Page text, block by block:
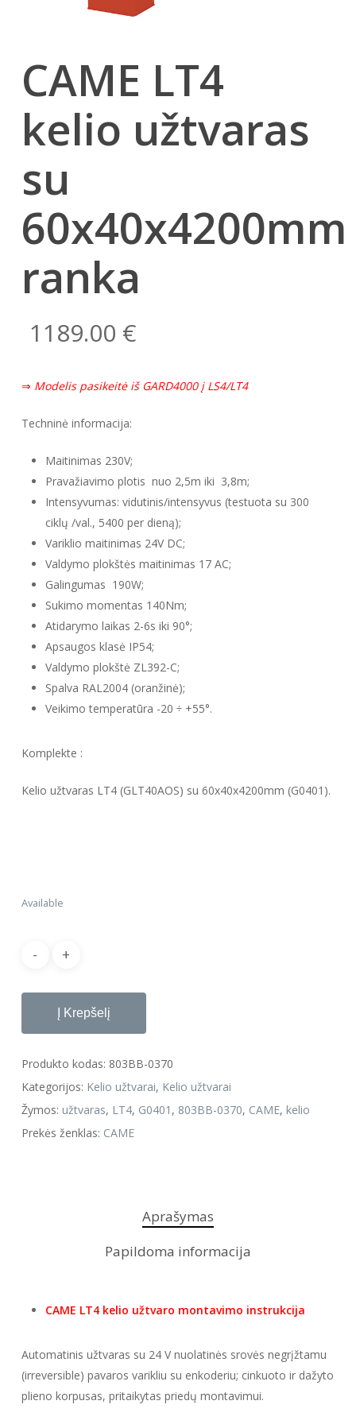
CAME LT4
kelio užtvaras
su
60x40x4200mm
ranka
1189.00 €
⇒ Modelis pasikeitė iš GARD4000 į LS4/LT4
Techninė informacija:
Maitinimas 230V;
Pravažiavimo plotis nuo 2,5m iki 3,8m;
Intensyvumas: vidutinis/intensyvus (testuota su 300
ciklų /val., 5400 per dieną);
Variklio maitinimas 24V DC;
Valdymo plokštės maitinimas 17 AC;
Galingumas 190W;
Sukimo momentas 140Nm;
Atidarymo laikas 2-6s iki 90°;
Apsaugos klasė IP54;
Valdymo plokštė ZL392-C;
Spalva RAL2004 (oranžinė);
Veikimo temperatūra -20 ÷ +55°.
Komplekte :
Kelio užtvaras LT4 (GLT40AOS) su 60x40x4200mm (G0401).
Available
Į Krepšelį
Produkto kodas: 803BB-0370
Kategorijos: Kelio užtvarai, Kelio užtvarai
Žymos: užtvaras, LT4, G0401 , 803BB-0370, CAME, kelio
Prekės ženklas: CAME
Aprašymas
Papildoma informacija
CAME LT4 kelio užtvaro montavimo instrukcija
Automatinis užtvaras su 24 V nuolatinės srovės negrįžtamu
(irreversible) pavaros varikliu su enkoderiu; cinkuoto ir dažyto
plieno korpusas, pritaikytas priedų montavimui.